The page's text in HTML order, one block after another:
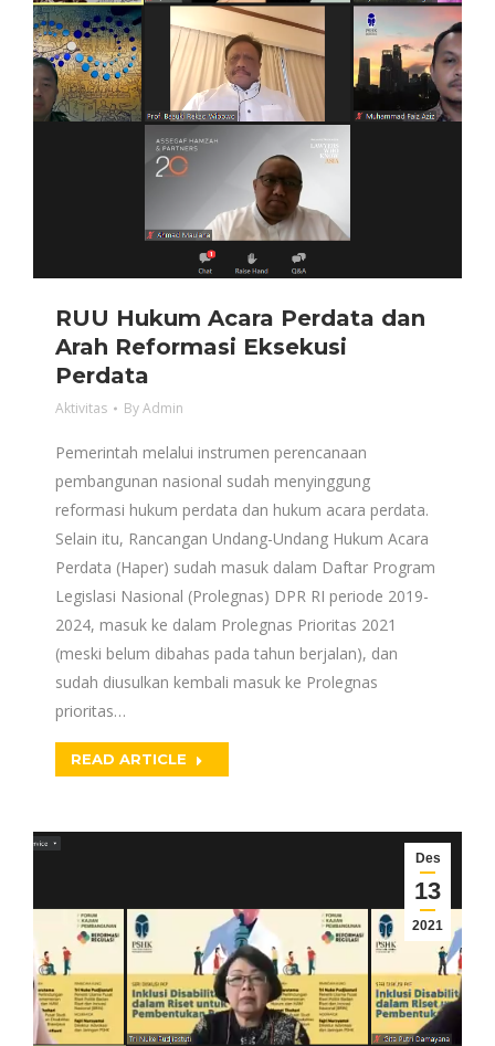
RUU Hukum Acara Perdata dan
Arah Reformasi Eksekusi
Perdata
Aktivitas ByAdmin
Pemerintah melalui instrumen perencanaan
pembangunan nasional sudah menyinggung
reformasi hukum perdata dan hukum acara perdata.
Selain itu, Rancangan Undang-Undang Hukum Acara
Perdata (Haper) sudah masuk dalam Daftar Program
Legislasi Nasional (Prolegnas) DPR RI periode 2019-
2024, masuk ke dalam Prolegnas Prioritas 2021
(meski belum dibahas pada tahun berjalan), dan
sudah diusulkan kembali masuk ke Prolegnas
prioritas…
READ ARTICLE
Des
13
2021